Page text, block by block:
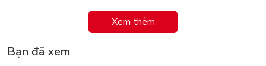
MacBook 15.3 inch, bảo vệ mọi góc cạnh, tránh bụi bẩn
Tản nhiệt hiệu quả
Xem thêm
Bạn đã xem